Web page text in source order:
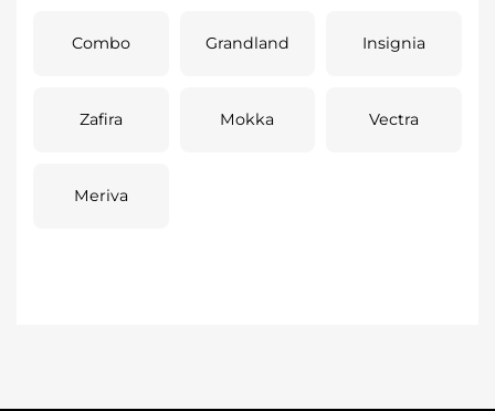
Combo Grandland Insignia
Zafira Mokka Vectra
Meriva